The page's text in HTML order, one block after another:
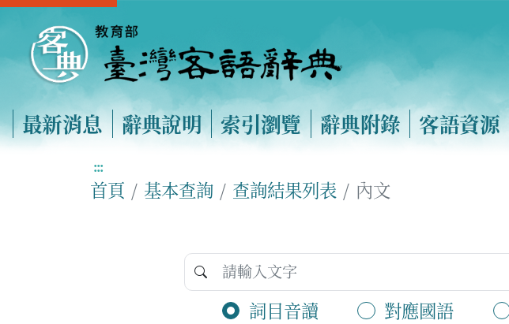
最新消息 辭典說明 索引瀏覽 辭典附錄 客語資源
:::
首頁 基本查詢 查詢結果列表 內文
詞目音讀 對應國語